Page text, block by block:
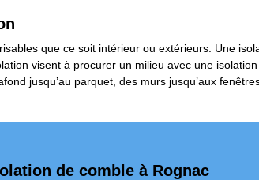
que ce soit intérieur ou extérieurs. Une
visent à procurer un milieu avec une
jusqu’au parquet, des murs jusqu’aux
de comble à Rognac